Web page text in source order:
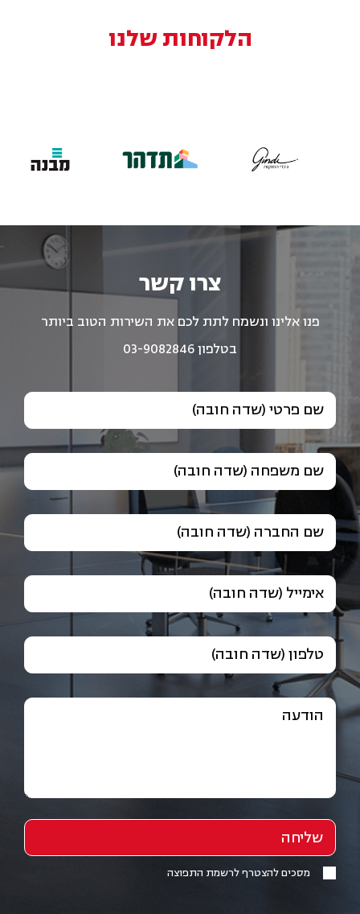
הלקוחות שלנו
צרו קשר
פנו אלינו ונשמח לתת לכם את השירות הטוב ביותר
בטלפון 03-9082846
שם פרטי (שדה חובה)
שם משפחה (שדה חובה)
שם החברה (שדה חובה)
אימייל (שדה חובה)
טלפון (שדה חובה)
הודעה
מסכים להצטרף לרשמת התפוצה